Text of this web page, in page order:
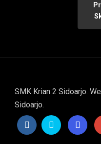
SMK Krian 2 Sidoarjo.
Sidoarjo.